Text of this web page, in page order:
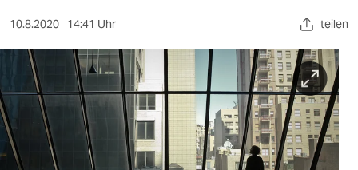
sport
berlin
nord
10.8.2020 14:41 Uhr teilen